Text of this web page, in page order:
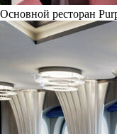
Основной ресторан